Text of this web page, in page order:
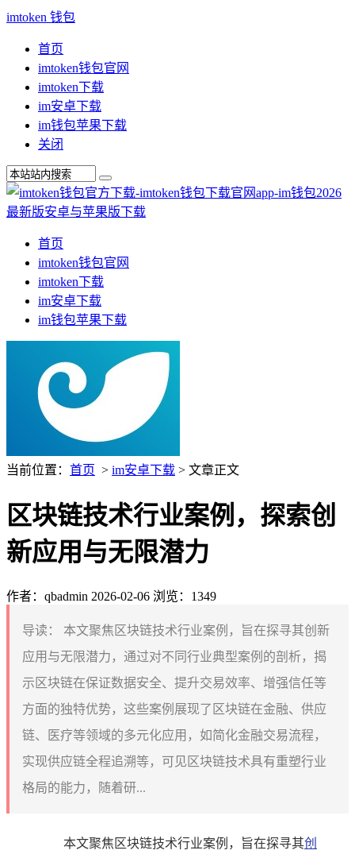
imtoken 钱包
首页
imtoken钱包官网
imtoken下载
im安卓下载
im钱包苹果下载
关闭
首页
imtoken钱包官网
imtoken下载
im安卓下载
im钱包苹果下载
当前位置： 首页 > im安卓下载 > 文章正文
区块链技术行业案例，探索创
新应用与无限潜力
作者：qbadmin 2026-02-06 浏览：1349
导读：
本文聚焦区块链技术行业案例，旨在探寻其创新
应用与无限潜力，通过对不同行业典型案例的剖析，揭
示区块链在保证数据安全、提升交易效率、增强信任等
方面的独特优势，这些案例展现了区块链在金融、供应
链、医疗等领域的多元化应用，如简化金融交易流程，
实现供应链全程追溯等，可见区块链技术具有重塑行业
格局的能力，随着研...
本文聚焦区块链技术行业案例，旨在探寻其创